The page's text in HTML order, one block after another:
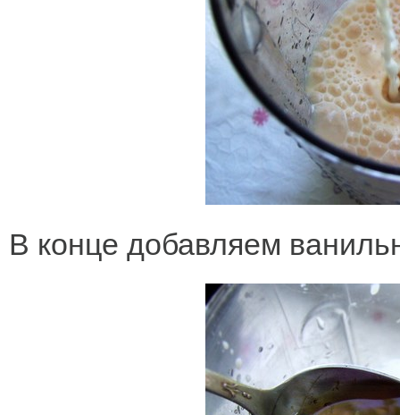
В конце добавляем